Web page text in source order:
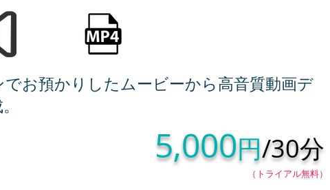
お預かりしたムービーから高音質動画デ
5,000円/30分
（トライアル無料）